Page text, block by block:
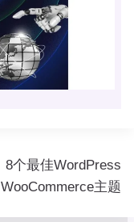
8个最佳WordPress
WooCommerce主题